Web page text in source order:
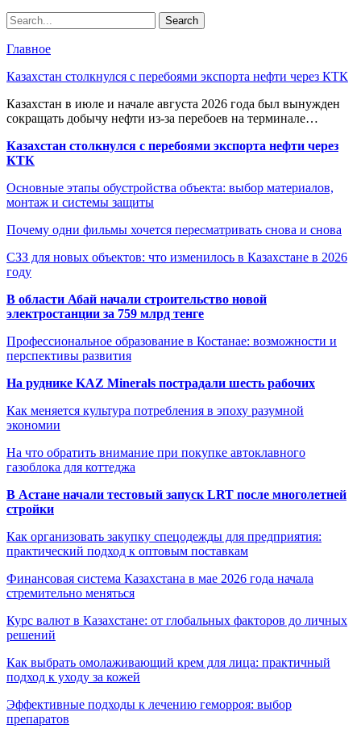
Главное
Казахстан столкнулся с перебоями экспорта нефти через КТК
Казахстан в июле и начале августа 2026 года был вынужден
сокращать добычу нефти из-за перебоев на терминале…
Казахстан столкнулся с перебоями экспорта нефти через
КТК
Основные этапы обустройства объекта: выбор материалов,
монтаж и системы защиты
Почему одни фильмы хочется пересматривать снова и снова
СЗЗ для новых объектов: что изменилось в Казахстане в 2026
году
В области Абай начали строительство новой
электростанции за 759 млрд тенге
Профессиональное образование в Костанае: возможности и
перспективы развития
На руднике KAZ Minerals пострадали шесть рабочих
Как меняется культура потребления в эпоху разумной
экономии
На что обратить внимание при покупке автоклавного
газоблока для коттеджа
В Астане начали тестовый запуск LRT после многолетней
стройки
Как организовать закупку спецодежды для предприятия:
практический подход к оптовым поставкам
Финансовая система Казахстана в мае 2026 года начала
стремительно меняться
Курс валют в Казахстане: от глобальных факторов до личных
решений
Как выбрать омолаживающий крем для лица: практичный
подход к уходу за кожей
Эффективные подходы к лечению геморроя: выбор
препаратов